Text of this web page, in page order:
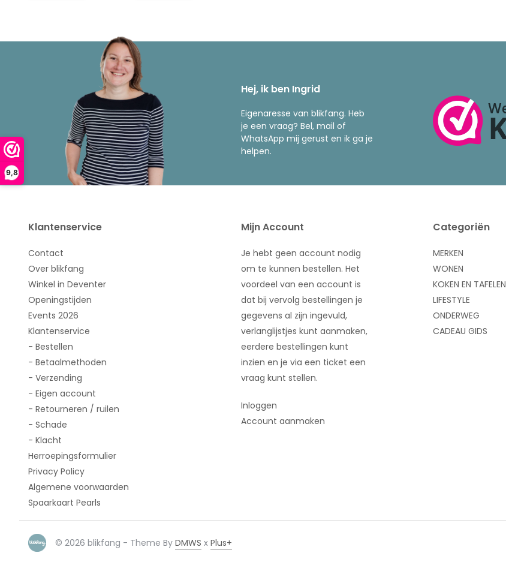
9,8
Hej, ik ben Ingrid
Eigenaresse van blikfang. Heb
je een vraag? Bel, mail of
WhatsApp mij gerust en ik ga je
helpen.
Klantenservice
Contact
Over blikfang
Winkel in Deventer
Openingstijden
Events 2026
Klantenservice
- Bestellen
- Betaalmethoden
- Verzending
- Eigen account
- Retourneren / ruilen
- Schade
- Klacht
Herroepingsformulier
Privacy Policy
Algemene voorwaarden
Spaarkaart Pearls
Mijn Account
Je hebt geen account nodig
om te kunnen bestellen. Het
voordeel van een account is
dat bij vervolg bestellingen je
gegevens al zijn ingevuld,
verlanglijstjes kunt aanmaken,
eerdere bestellingen kunt
inzien en je via een ticket een
vraag kunt stellen.
Inloggen
Account aanmaken
Categoriën
MERKEN
WONEN
KOKEN EN TAFELEN
LIFESTYLE
ONDERWEG
CADEAU GIDS
© 2026 blikfang - Theme By DMWS x Plus+